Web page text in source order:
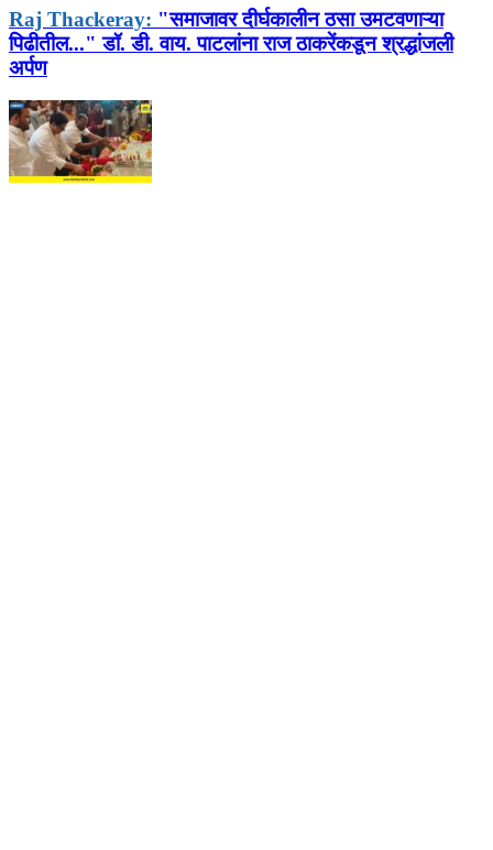
Raj Thackeray: "समाजावर दीर्घकालीन ठसा उमटवणाऱ्या
पिढीतील..." डॉ. डी. वाय. पाटलांना राज ठाकरेंकडून श्रद्धांजली
अर्पण